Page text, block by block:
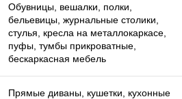
Обувницы, вешалки, полки,
бельевицы, журнальные столики,
стулья, кресла на металлокаркасе,
пуфы, тумбы прикроватные,
бескаркасная мебель
Прямые диваны, кушетки, кухонные